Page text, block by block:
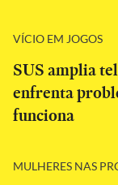
VÍCIO EM JOGOS
SUS amplia
enfrenta
funciona
MULHERES NAS